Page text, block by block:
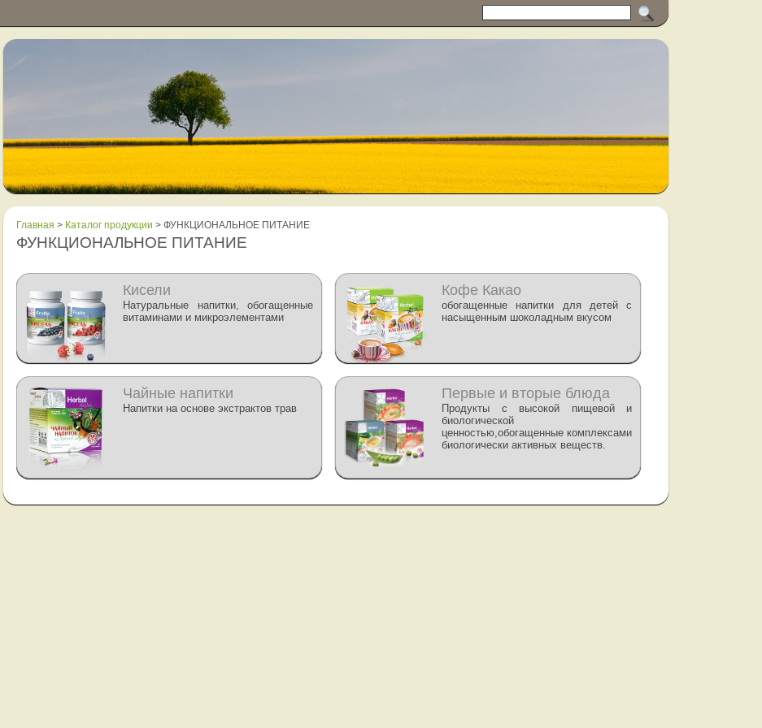
Главная > Каталог продукции > ФУНКЦИОНАЛЬНОЕ ПИТАНИЕ
ФУНКЦИОНАЛЬНОЕ ПИТАНИЕ
Кисели
Натуральные напитки, обогащенные
витаминами и микроэлементами
Кофе Какао
обогащенные напитки для детей с
насыщенным шоколадным вкусом
Чайные напитки
Напитки на основе экстрактов трав
Первые и вторые блюда
Продукты с высокой пищевой и
биологической
ценностью,обогащенные комплексами
биологически активных веществ.